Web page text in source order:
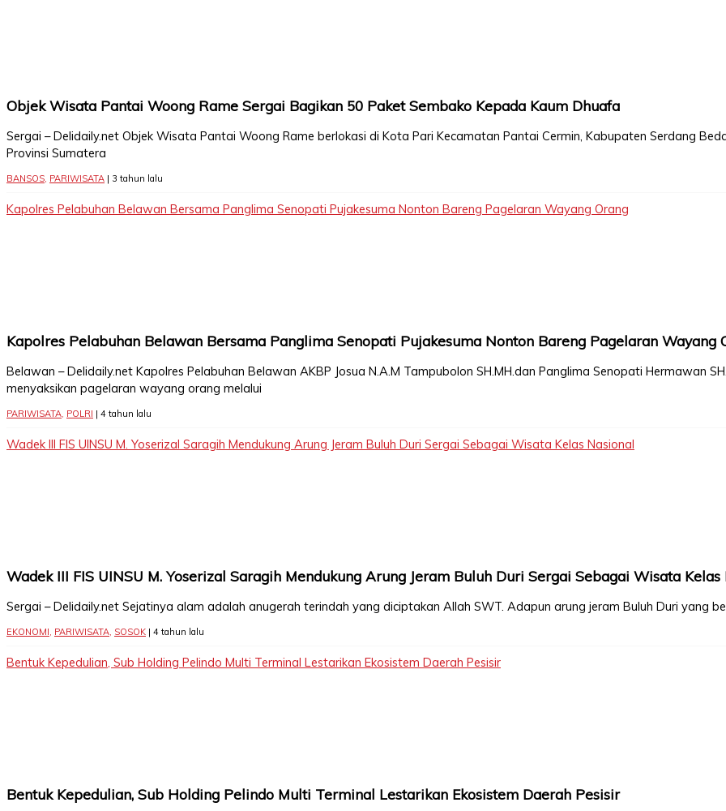
Objek Wisata Pantai Woong Rame Sergai Bagikan 50 Paket Sembako Kepada Kaum Dhuafa
Sergai – Delidaily.net Objek Wisata Pantai Woong Rame berlokasi di Kota Pari Kecamatan Pantai Cermin, Kabupaten Serdang
Provinsi Sumatera
BANSOS, PARIWISATA | 3 tahun lalu
Kapolres Pelabuhan Belawan Bersama Panglima Senopati Pujakesuma Nonton Bareng Pagelaran Wayang Orang
Kapolres Pelabuhan Belawan Bersama Panglima Senopati Pujakesuma Nonton Bareng Pagelaran Wayang
Belawan – Delidaily.net Kapolres Pelabuhan Belawan AKBP Josua N.A.M Tampubolon SH.MH.dan Panglima Senopati Hermawan
menyaksikan pagelaran wayang orang melalui
PARIWISATA, POLRI | 4 tahun lalu
Wadek III FIS UINSU M. Yoserizal Saragih Mendukung Arung Jeram Buluh Duri Sergai Sebagai Wisata Kelas Nasional
Wadek III FIS UINSU M. Yoserizal Saragih Mendukung Arung Jeram Buluh Duri Sergai Sebagai Wisata Kelas
Sergai – Delidaily.net Sejatinya alam adalah anugerah terindah yang diciptakan Allah SWT. Adapun arung jeram Buluh Duri yang
EKONOMI, PARIWISATA, SOSOK | 4 tahun lalu
Bentuk Kepedulian, Sub Holding Pelindo Multi Terminal Lestarikan Ekosistem Daerah Pesisir
Bentuk Kepedulian, Sub Holding Pelindo Multi Terminal Lestarikan Ekosistem Daerah Pesisir